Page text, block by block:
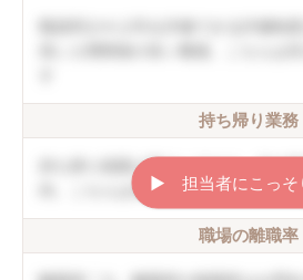
持ち帰り業務
持ち帰り残業は禁止しており、月の
内。こちらは非公開情報のサンプル
職場の離職率
▶︎ 担当者にこっそ